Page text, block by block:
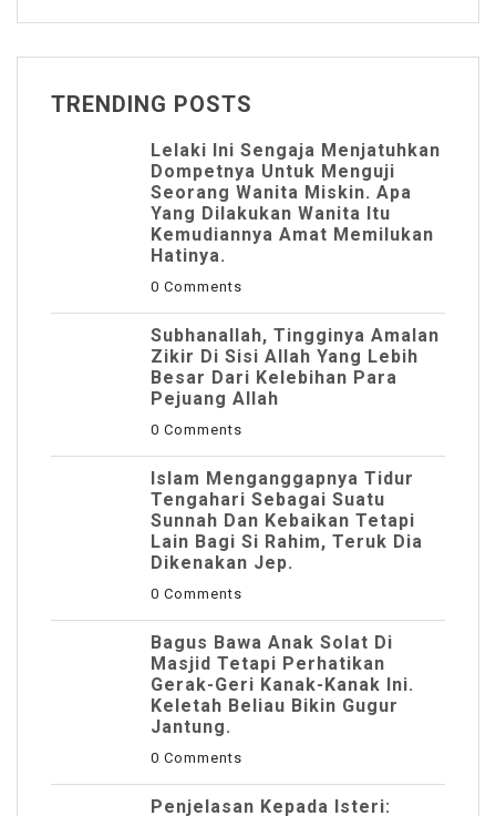
TRENDING POSTS
Lelaki Ini Sengaja Menjatuhkan
Dompetnya Untuk Menguji
Seorang Wanita Miskin. Apa
Yang Dilakukan Wanita Itu
Kemudiannya Amat Memilukan
Hatinya.
0 Comments
Subhanallah, Tingginya Amalan
Zikir Di Sisi Allah Yang Lebih
Besar Dari Kelebihan Para
Pejuang Allah
0 Comments
Islam Menganggapnya Tidur
Tengahari Sebagai Suatu
Sunnah Dan Kebaikan Tetapi
Lain Bagi Si Rahim, Teruk Dia
Dikenakan Jep.
0 Comments
Bagus Bawa Anak Solat Di
Masjid Tetapi Perhatikan
Gerak-Geri Kanak-Kanak Ini.
Keletah Beliau Bikin Gugur
Jantung.
0 Comments
Penjelasan Kepada Isteri: